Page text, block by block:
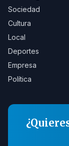
Sociedad
Cultura
Local
Deportes
Empresa
Política